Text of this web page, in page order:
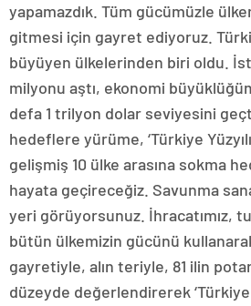
yapamazdık. Tüm gücümüzle
gitmesi için gayret ediyoruz.
büyüyen ülkelerinden biri oldu.
milyonu aştı, ekonomi
defa 1 trilyon dolar seviyesini
hedeflere yürüme, ‘Türkiye
gelişmiş 10 ülke arasına sokma
hayata geçireceğiz. Savunma
yeri görüyorsunuz. İhracatımız,
bütün ülkemizin gücünü
gayretiyle, alın teriyle, 81 ilin
düzeyde değerlendirerek ‘Türkiye